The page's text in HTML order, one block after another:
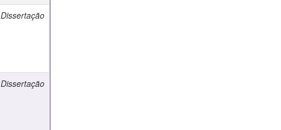
Dissertação
Dissertação